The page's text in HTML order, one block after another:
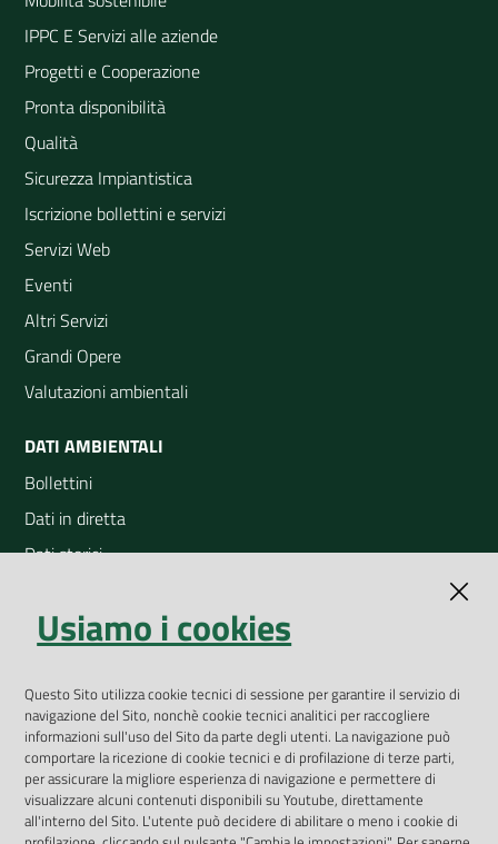
IPPC E Servizi alle aziende
Progetti e Cooperazione
Pronta disponibilità
Qualità
Sicurezza Impiantistica
Iscrizione bollettini e servizi
Servizi Web
Eventi
Altri Servizi
Grandi Opere
Valutazioni ambientali
DATI AMBIENTALI
Bollettini
Dati in diretta
Dati storici
Open Data
App Arpav
Rapporti regionali annuali
Le Infografiche
Dispenser dati
Usiamo i cookies
Questo Sito utilizza cookie tecnici di sessione per garantire il servizio di
navigazione del Sito, nonchè cookie tecnici analitici per raccogliere
informazioni sull'uso del Sito da parte degli utenti. La navigazione può
comportare la ricezione di cookie tecnici e di profilazione di terze parti,
per assicurare la migliore esperienza di navigazione e permettere di
visualizzare alcuni contenuti disponibili su Youtube, direttamente
all'interno del Sito. L'utente può decidere di abilitare o meno i cookie di